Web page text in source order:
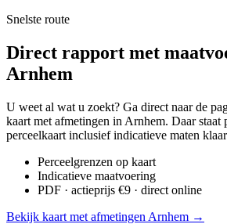
Snelste route
Direct rapport met
Arnhem
U weet al wat u zoekt? Ga direct naar de
kaart met afmetingen in Arnhem. Daar staat
perceelkaart inclusief indicatieve maten
Perceelgrenzen op kaart
Indicatieve maatvoering
PDF · actieprijs €9 · direct online
Bekijk kaart met afmetingen Arnhem →